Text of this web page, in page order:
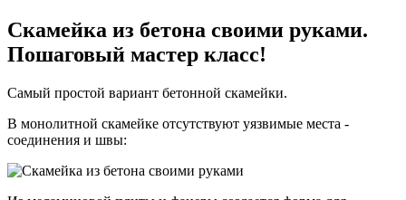
Скамейка из бетона своими руками.
Пошаговый мастер класс!
Самый простой вариант бетонной скамейки.
В монолитной скамейке отсутствуют уязвимые места -
соединения и швы: